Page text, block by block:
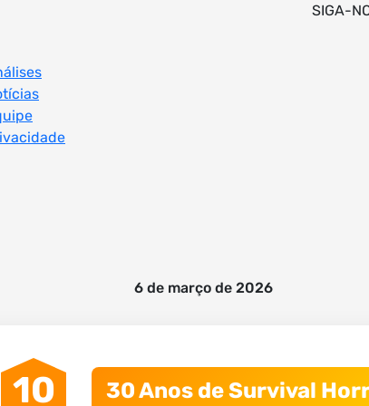
SIGA-
6 de março de 2026
10 30 Anos de Survival